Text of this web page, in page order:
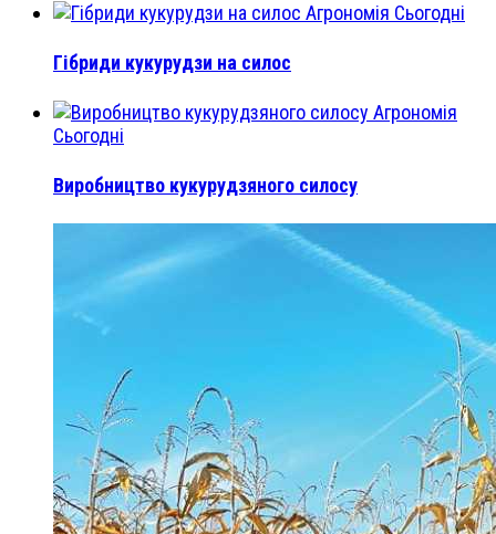
Агрономія Сьогодні
Гібриди кукурудзи на силос
Агрономія
Сьогодні
Виробництво кукурудзяного силосу